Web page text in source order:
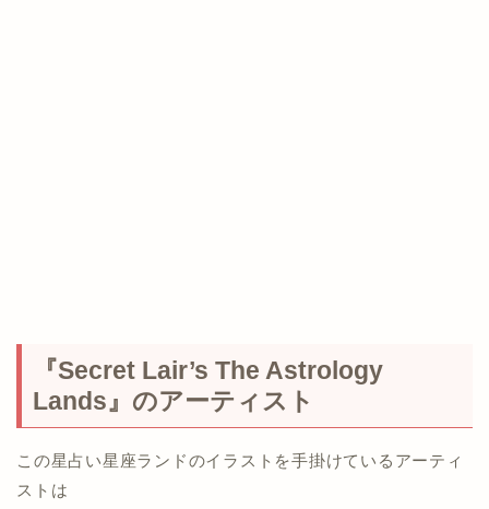
『Secret Lair’s The Astrology
Lands』のアーティスト
この星占い星座ランドのイラストを手掛けているアーティ
ストは